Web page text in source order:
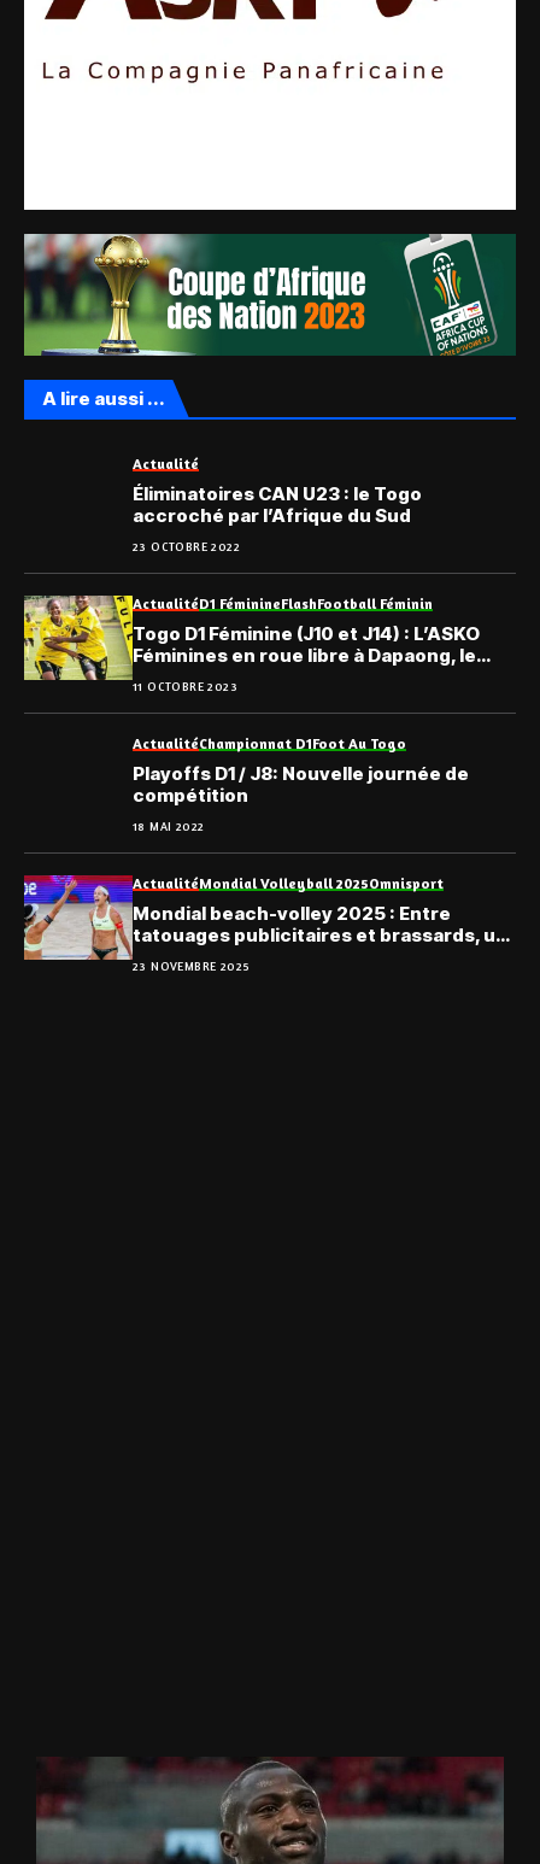
A lire aussi ...
Actualité
Éliminatoires CAN U23 : le Togo
accroché par l’Afrique du Sud
23 OCTOBRE 2022
ActualitéD1 FéminineFlashFootball Féminin
Togo D1 Féminine (J10 et J14) : L’ASKO
Féminines en roue libre à Dapaong, le
récapitulatif
11 OCTOBRE 2023
ActualitéChampionnat D1Foot Au Togo
Playoffs D1 / J8: Nouvelle journée de
compétition
18 MAI 2022
ActualitéMondial Volleyball 2025Omnisport
Mondial beach-volley 2025 : Entre
tatouages publicitaires et brassards, un
marketing sportif d’intensité
23 NOVEMBRE 2025